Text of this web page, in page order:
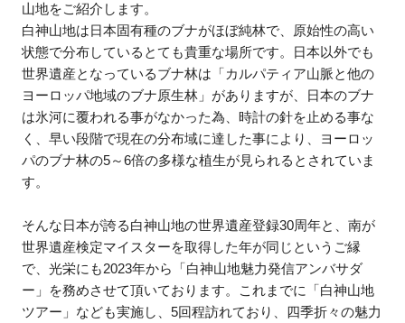
山地をご紹介します。
白神山地は日本固有種のブナがほぼ純林で、原始性の高い
状態で分布しているとても貴重な場所です。日本以外でも
世界遺産となっているブナ林は「カルパティア山脈と他の
ヨーロッパ地域のブナ原生林」がありますが、日本のブナ
は氷河に覆われる事がなかった為、時計の針を止める事な
く、早い段階で現在の分布域に達した事により、ヨーロッ
パのブナ林の5～6倍の多様な植生が見られるとされていま
す。
そんな日本が誇る白神山地の世界遺産登録30周年と、南が
世界遺産検定マイスターを取得した年が同じというご縁
で、光栄にも2023年から「白神山地魅力発信アンバサダ
ー」を務めさせて頂いております。これまでに「白神山地
ツアー」なども実施し、5回程訪れており、四季折々の魅力